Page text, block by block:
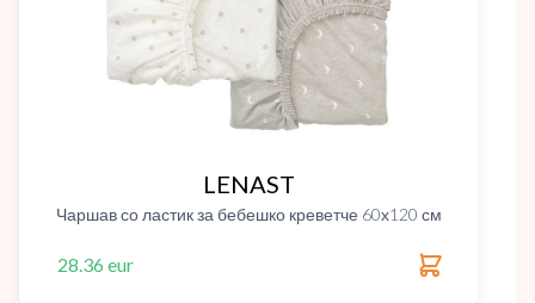
LENAST
Чаршав со ластик за бебешко креветче 60х120 см
28.36 eur